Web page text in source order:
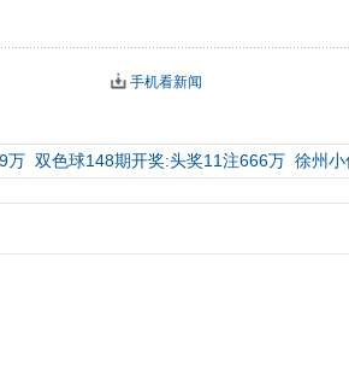
手机看新闻
万 双色球148期开奖:头奖11注666万 徐州